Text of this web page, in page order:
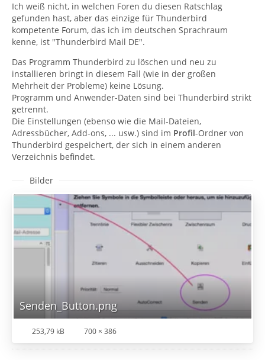
Ich weiß nicht, in welchen Foren du diesen Ratschlag
gefunden hast, aber das einzige für Thunderbird
kompetente Forum, das ich im deutschen Sprachraum
kenne, ist "Thunderbird Mail DE".
Das Programm Thunderbird zu löschen und neu zu
installieren bringt in diesem Fall (wie in der großen
Mehrheit der Probleme) keine Lösung.
Programm und Anwender-Daten sind bei Thunderbird strikt
getrennt.
Die Einstellungen (ebenso wie die Mail-Dateien,
Adressbücher, Add-ons, ... usw.) sind im Profil-Ordner von
Thunderbird gespeichert, der sich in einem anderen
Verzeichnis befindet.
Bilder
Senden_Button.png
253,79 kB 700 × 386